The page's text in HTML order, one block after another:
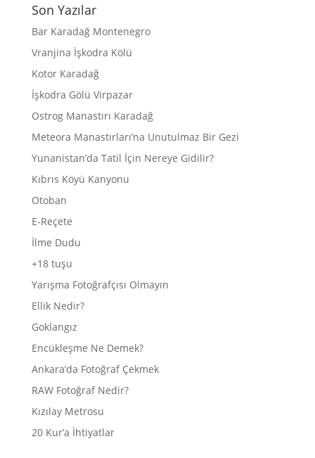
Son Yazılar
Bar Karadağ Montenegro
Vranjina İşkodra Kölü
Kotor Karadağ
İşkodra Gölü Virpazar
Ostrog Manastırı Karadağ
Meteora Manastırları’na Unutulmaz Bir Gezi
Yunanistan’da Tatil İçin Nereye Gidilir?
Kıbrıs Köyü Kanyonu
Otoban
E-Reçete
İlme Dudu
+18 tuşu
Yarışma Fotoğrafçısı Olmayın
Ellik Nedir?
Goklangız
Encükleşme Ne Demek?
Ankara’da Fotoğraf Çekmek
RAW Fotoğraf Nedir?
Kızılay Metrosu
20 Kur’a İhtiyatlar